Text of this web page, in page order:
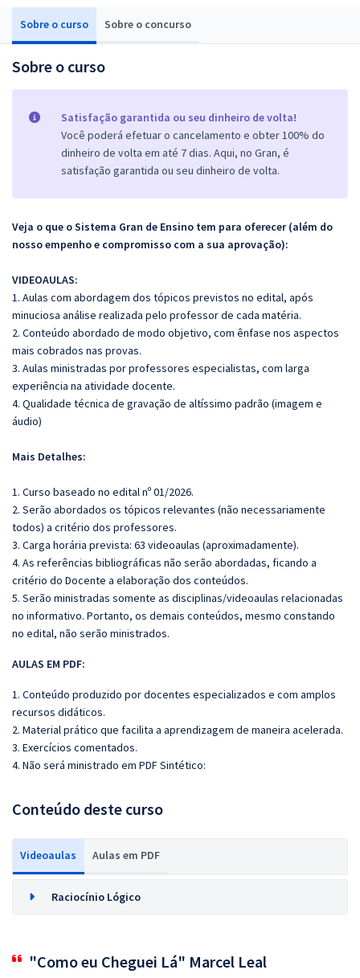
Sobre o curso Sobre o concurso
Sobre o curso
Satisfação garantida ou seu dinheiro de volta!
Você poderá efetuar o cancelamento e obter 100% do
dinheiro de volta em até 7 dias. Aqui, no Gran, é
satisfação garantida ou seu dinheiro de volta.
Veja o que o Sistema Gran de Ensino tem para oferecer (além do
nosso empenho e compromisso com a sua aprovação):
VIDEOAULAS:
1. Aulas com abordagem dos tópicos previstos no edital, após
minuciosa análise realizada pelo professor de cada matéria.
2. Conteúdo abordado de modo objetivo, com ênfase nos aspectos
mais cobrados nas provas.
3. Aulas ministradas por professores especialistas, com larga
experiência na atividade docente.
4. Qualidade técnica de gravação de altíssimo padrão (imagem e
áudio)
Mais Detalhes:
1. Curso baseado no edital nº 01/2026.
2. Serão abordados os tópicos relevantes (não necessariamente
todos) a critério dos professores.
3. Carga horária prevista: 63 videoaulas (aproximadamente).
4. As referências bibliográficas não serão abordadas, ficando a
critério do Docente a elaboração dos conteúdos.
5. Serão ministradas somente as disciplinas/videoaulas relacionadas
no informativo. Portanto, os demais conteúdos, mesmo constando
no edital, não serão ministrados.
AULAS EM PDF:
1. Conteúdo produzido por docentes especializados e com amplos
recursos didáticos.
2. Material prático que facilita a aprendizagem de maneira acelerada.
3. Exercícios comentados.
4. Não será ministrado em PDF Sintético:
Conteúdo deste curso
Videoaulas Aulas em PDF
Raciocínio Lógico
"Como eu Cheguei Lá" Marcel Leal